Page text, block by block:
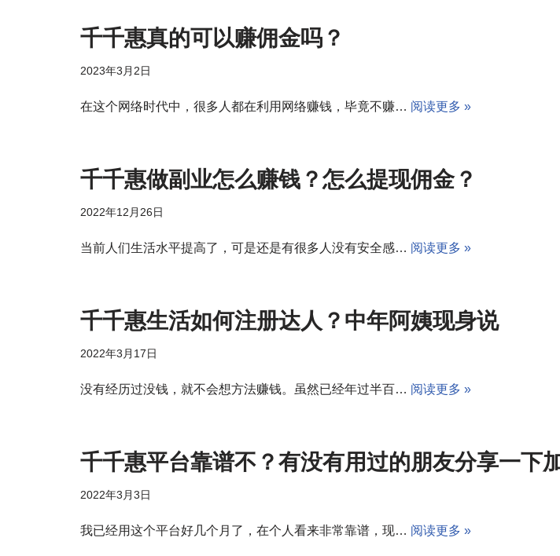
千千惠真的可以赚佣金吗？
2023年3月2日
在这个网络时代中，很多人都在利用网络赚钱，毕竟不赚… 阅读更多 »
千千惠做副业怎么赚钱？怎么提现佣金？
2022年12月26日
当前人们生活水平提高了，可是还是有很多人没有安全感… 阅读更多 »
千千惠生活如何注册达人？中年阿姨现身说
2022年3月17日
没有经历过没钱，就不会想方法赚钱。虽然已经年过半百… 阅读更多 »
千千惠平台靠谱不？有没有用过的朋友分享一下
2022年3月3日
我已经用这个平台好几个月了，在个人看来非常靠谱，现… 阅读更多 »